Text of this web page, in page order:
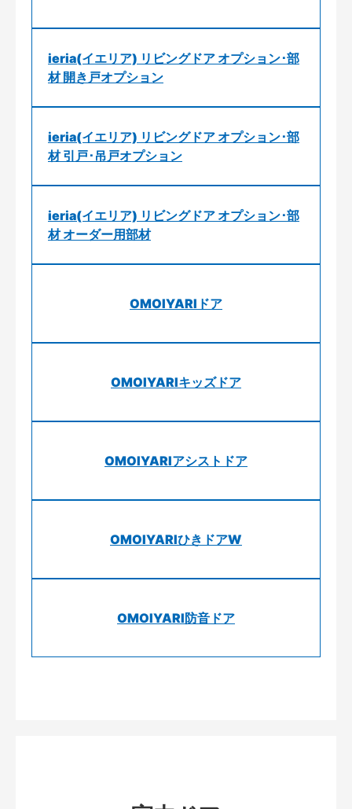
ieria(イエリア) リビングドア オプション･部
材 開き戸オプション
ieria(イエリア) リビングドア オプション･部
材 引戸･吊戸オプション
ieria(イエリア) リビングドア オプション･部
材 オーダー用部材
OMOIYARIドア
OMOIYARIキッズドア
OMOIYARIアシストドア
OMOIYARIひきドアW
OMOIYARI防音ドア